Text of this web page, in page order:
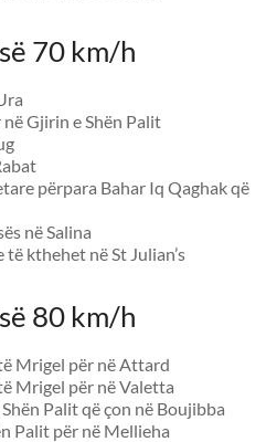
70 km/h
Gjirin e Shën Palit
përpara Bahar Iq Qaghak që
në Salina
kthehet në St Julian’s
80 km/h
Mrigel për në Attard
Mrigel për në Valetta
Palit që çon në Boujibba
Palit për në Mellieha